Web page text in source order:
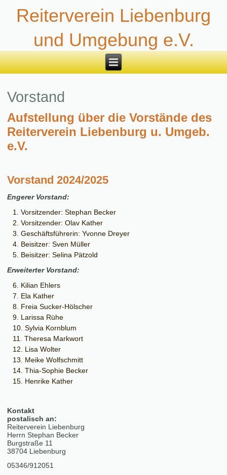
Reiterverein Liebenburg
und Umgebung e.V.
Vorstand
Aufstellung über die Vorstände des
Reiterverein Liebenburg u. Umgeb.
e.V.
Vorstand 2024/2025
Engerer Vorstand:
Vorsitzender: Stephan Becker
Vorsitzender: Olav Kather
Geschäftsführerin: Yvonne Dreyer
Beisitzer: Sven Müller
Beisitzer: Selina Pätzold
Erweiterter Vorstand:
Kilian Ehlers
Ela Kather
Freia Sucker-Hölscher
Larissa Rühe
Sylvia Kornblum
Theresa Markwort
Lisa Wolter
Meike Wolfschmitt
Thia-Sophie Becker
Henrike Kather
Kontakt
postalisch an:
Reiterverein Liebenburg
Herrn Stephan Becker
Burgstraße 11
38704 Liebenburg
05346/912051